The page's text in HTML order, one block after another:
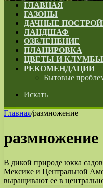
ГЛАВНАЯ
ГАЗОНЫ
ДАЧНЫЕ
ЛАНДШАФ
ОЗЕЛЕНЕНИЕ
ПЛАНИРОВКА
ЦВЕТЫ И КЛУМБЫ
РЕКОМЕНДАЦИИ
Бытовые
Искать
Главная/размножение
размножение
В дикой природе юкка
Мексике и Центральной
выращивают ее в